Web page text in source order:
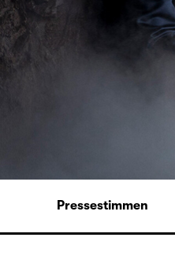
Pressestimmen